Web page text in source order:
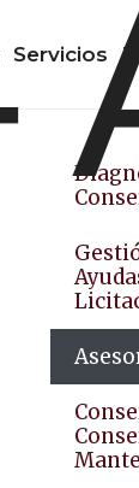
Servicios